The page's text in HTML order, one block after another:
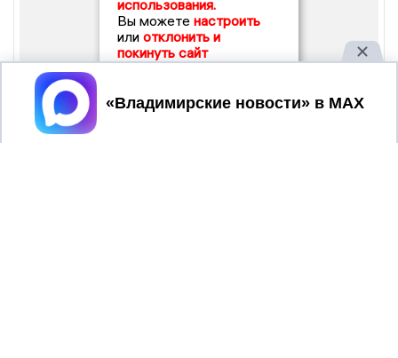
использования.
Вы можете настроить
или отклонить и
покинуть сайт
Принять